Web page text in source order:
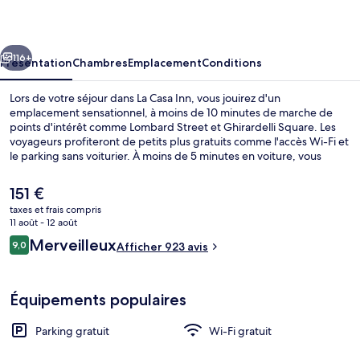
Suivant
116+
PrésentationChambresEmplacementConditions
Lors de votre séjour dans La Casa Inn, vous jouirez d'un
emplacement sensationnel, à moins de 10 minutes de marche de
points d'intérêt comme Lombard Street et Ghirardelli Square. Les
voyageurs profiteront de petits plus gratuits comme l'accès Wi-Fi et
le parking sans voiturier. À moins de 5 minutes en voiture, vous
Les autres voyageurs sont séduits par le parking pratique et le
personnel attentionné. L'hébergement se situe à une très courte
distance à pied des transports publics : Arrêt de tram Hyde St &
Lombard St se trouve à 8 min et Arrêt de tram Hyde St & Chestnut
St, à 10 min.
Le
prix
actuel
est
de
151 €
taxes et frais compris
11 août - 12 août
Avis
voyageurs
9,09,0 sur 10
MerveilleuxAfficher 923 avis
Équipements populaires
Parking gratuit
Wi-Fi gratuit